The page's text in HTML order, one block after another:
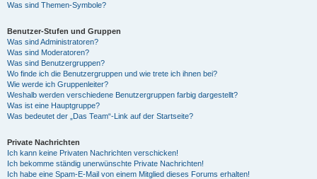
Was sind Themen-Symbole?
Benutzer-Stufen und Gruppen
Was sind Administratoren?
Was sind Moderatoren?
Was sind Benutzergruppen?
Wo finde ich die Benutzergruppen und wie trete ich ihnen bei?
Wie werde ich Gruppenleiter?
Weshalb werden verschiedene Benutzergruppen farbig dargestellt?
Was ist eine Hauptgruppe?
Was bedeutet der „Das Team“-Link auf der Startseite?
Private Nachrichten
Ich kann keine Privaten Nachrichten verschicken!
Ich bekomme ständig unerwünschte Private Nachrichten!
Ich habe eine Spam-E-Mail von einem Mitglied dieses Forums erhalten!